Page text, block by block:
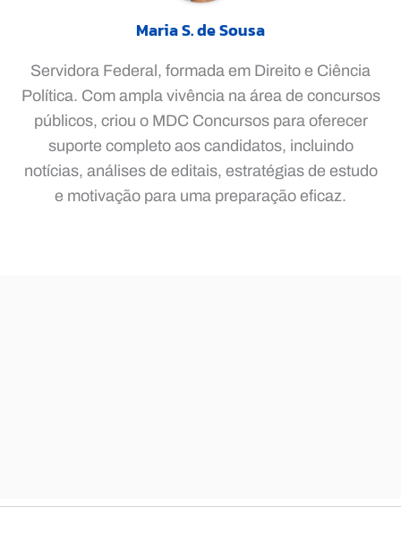
Maria S. de Sousa
Servidora Federal, formada em Direito e Ciência
Política. Com ampla vivência na área de concursos
públicos, criou o MDC Concursos para oferecer
suporte completo aos candidatos, incluindo
notícias, análises de editais, estratégias de estudo
e motivação para uma preparação eficaz.